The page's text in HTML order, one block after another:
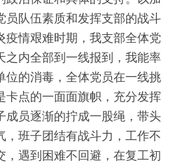
员队伍素质和发挥支部的战斗
疫情艰难时期，我支部全体党
之内全部到一线报到，我能率
位的消毒，全体党员在一线挑
卡点的一面面旗帜，充分发挥
成员逐渐的拧成一股绳，带头
，班子团结有战斗力，工作不
，遇到困难不回避，在复工初